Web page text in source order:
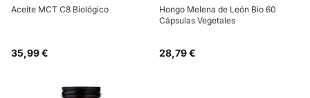
Aceite MCT C8 Biológico
35,99 €
Hongo Melena de León Bio 60
Cápsulas Vegetales
28,79 €